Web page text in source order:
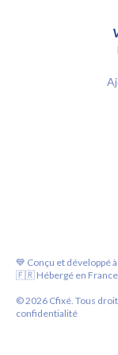
💙 Conçu et développé
🇫🇷 Hébergé en France
©2026 Cfixé. Tous
confidentialité